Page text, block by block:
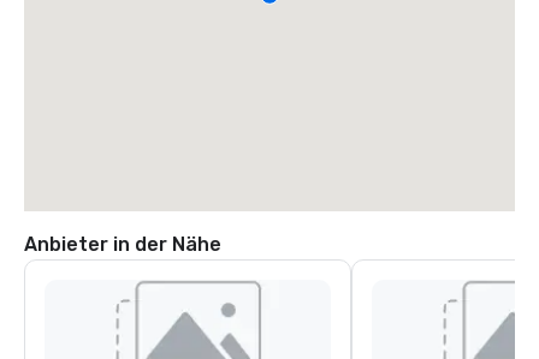
Anbieter in der Nähe